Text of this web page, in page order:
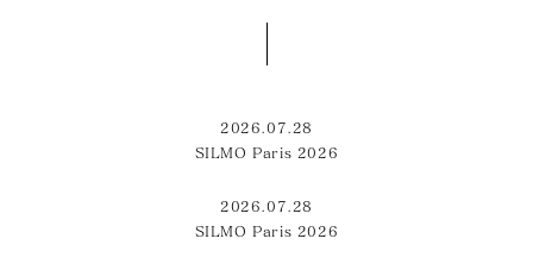
2026.07.28
SILMO Paris 2026
2026.07.28
SILMO Paris 2026